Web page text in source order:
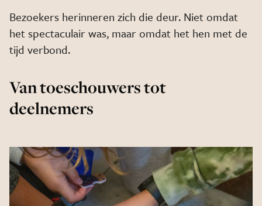
Bezoekers herinneren zich die deur. Niet omdat
het spectaculair was, maar omdat het hen met de
tijd verbond.
Van toeschouwers tot
deelnemers